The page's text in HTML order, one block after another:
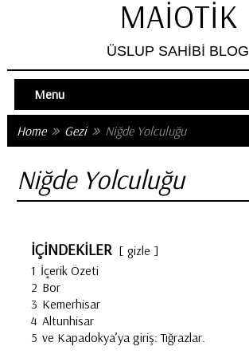
MAIOTIK
ÜSLUP SAHIBI BLOG
Menu
Home Gezi Niğde Yolculuğu
Niğde Yolculuğu
İÇİNDEKİLER gizle
1 İçerik Özeti
2 Bor
3 Kemerhisar
4 Altunhisar
5 ve Kapadokya’ya giriş: Tığrazlar.